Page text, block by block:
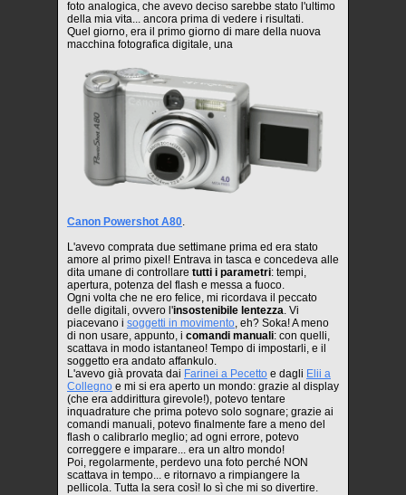
foto analogica, che avevo deciso sarebbe stato l'ultimo
della mia vita... ancora prima di vedere i risultati.
Quel giorno, era il primo giorno di mare della nuova
macchina fotografica digitale, una
Canon Powershot A80
L'avevo comprata due settimane prima ed era stato
amore al primo pixel! Entrava in tasca e concedeva alle
dita umane di controllare tutti i parametri: tempi,
apertura, potenza del flash e messa a fuoco.
Ogni volta che ne ero felice, mi ricordava il peccato
delle digitali, ovvero l'insostenibile lentezza . Vi
piacevano i soggetti in movimento , eh? Soka! A meno
di non usare, appunto, i comandi manuali: con quelli,
scattava in modo istantaneo! Tempo di impostarli, e il
soggetto era andato affankulo.
L'avevo già provata dai Farinei a Pecetto e dagli Elii a
Collegno e mi si era aperto un mondo: grazie al display
(che era addirittura girevole!), potevo tentare
inquadrature che prima potevo solo sognare; grazie ai
comandi manuali, potevo finalmente fare a meno del
flash o calibrarlo meglio; ad ogni errore, potevo
correggere e imparare... era un altro mondo!
Poi, regolarmente, perdevo una foto perché NON
scattava in tempo... e ritornavo a rimpiangere la
pellicola. Tutta la sera così! Io sì che mi so divertire.